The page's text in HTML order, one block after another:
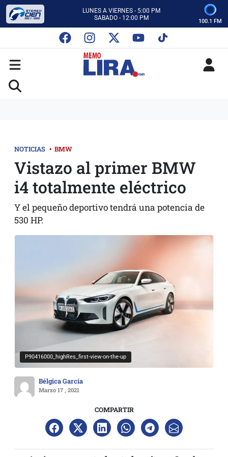
LUNES A VIERNES - 5:00 PM
SABADO - 12:00 PM
CON MEMO LIRA Y SU EQUIPO
LUNES A VIERNES - 5:00 PM
SABADO - 12:00 PM
100.1 FM
NOTICIAS • BMW
Vistazo al primer BMW
i4 totalmente eléctrico
Y el pequeño deportivo tendrá una potencia de
530 HP.
P90416000_highRes_first-view-on-the-up
Bélgica García
Marzo 17 , 2021
COMPARTIR